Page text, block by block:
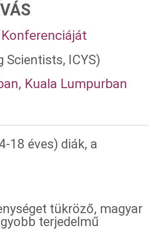
ICYS)
Kuala Lumpurban
18 éves) diák, a
tükröző, magyar
terjedelmű